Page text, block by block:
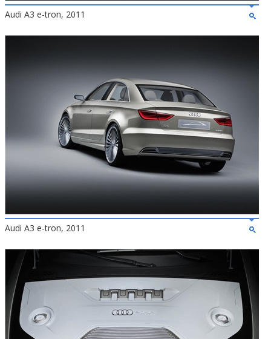
Audi A3 e-tron, 2011
Audi A3 e-tron, 2011